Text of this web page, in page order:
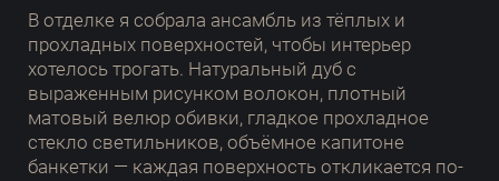
В отделке я собрала ансамбль из тёплых и
прохладных поверхностей, чтобы интерьер
хотелось трогать. Натуральный дуб с
выраженным рисунком волокон, плотный
матовый велюр обивки, гладкое прохладное
стекло светильников, объёмное капитоне
банкетки — каждая поверхность откликается по-